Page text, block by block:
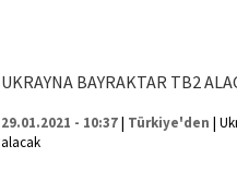
UKRAYNA BAYRAKTAR TB2
29.01.2021 - 10:37| Türkiye'den |
alacak